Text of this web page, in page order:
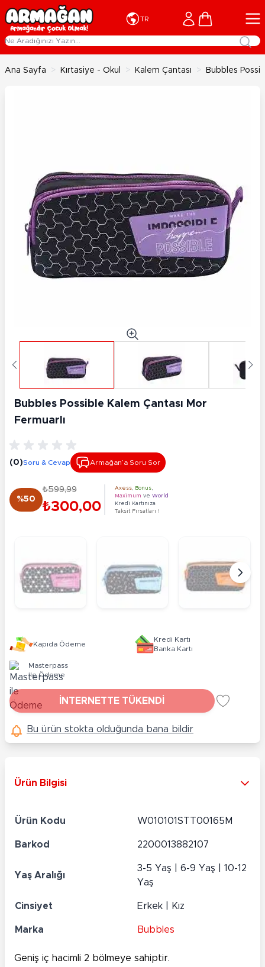
İçeriğe geç
TR Cart
Ana Sayfa > Kırtasiye - Okul > Kalem Çantası > Bubbles
Bubbles Possible Kalem Çantası Mor
Fermuarlı
(0)Soru & Cevap Armağan’a Soru Sor
%50
₺599,99
₺300,00
Axess Bonus
Maximum ve World
Kredi Kartınıza
Taksit Fırsatları !
Kapıda Ödeme
Kredi Kartı
Banka Kartı
Masterpass
ile Ödeme
İNTERNETTE TÜKENDİ
Bu ürün stokta olduğunda bana bildir
Ürün Bilgisi
Ürün Kodu W010101STT00165M
Barkod 2200013882107
Yaş Aralığı
3-5 Yaş | 6-9 Yaş | 10-12
Yaş
Cinsiyet Erkek | Kız
Marka Bubbles
Geniş iç hacimli 2 bölmeye sahiptir.